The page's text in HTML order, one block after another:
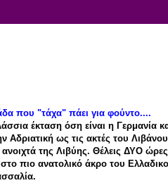
που "τάχα" πάει για φούντο....
έκταση όση είναι η Γερμανία
Αδριατική ως τις ακτές του
της Λιβύης. Θέλεις ΔΥO ώρες
πιο ανατολικό άκρο του